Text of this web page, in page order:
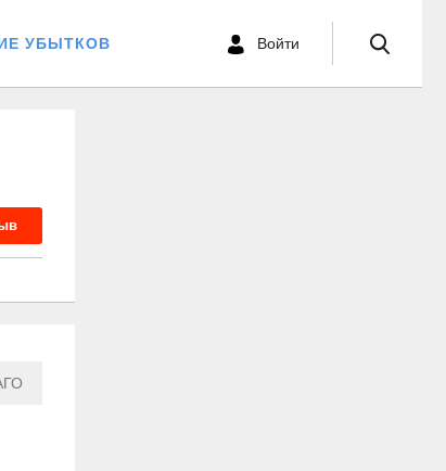
УБЫТКОВ Войти